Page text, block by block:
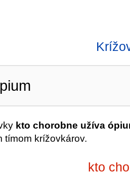
kto chorobne užíva
tímom krížovkárov.
kto